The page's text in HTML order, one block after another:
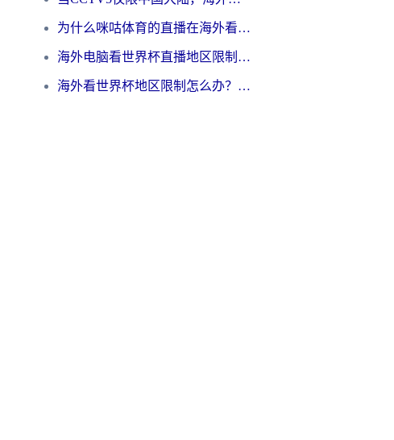
为什么咪咕体育的直播在海外看不了？3步解决海外看世界杯+抖音地区限制难题
海外电脑看世界杯直播地区限制怎么办？你需要一个聪明的加速器
海外看世界杯地区限制怎么办？一篇搞定咪咕视频播放+国内资源无缝访问指南